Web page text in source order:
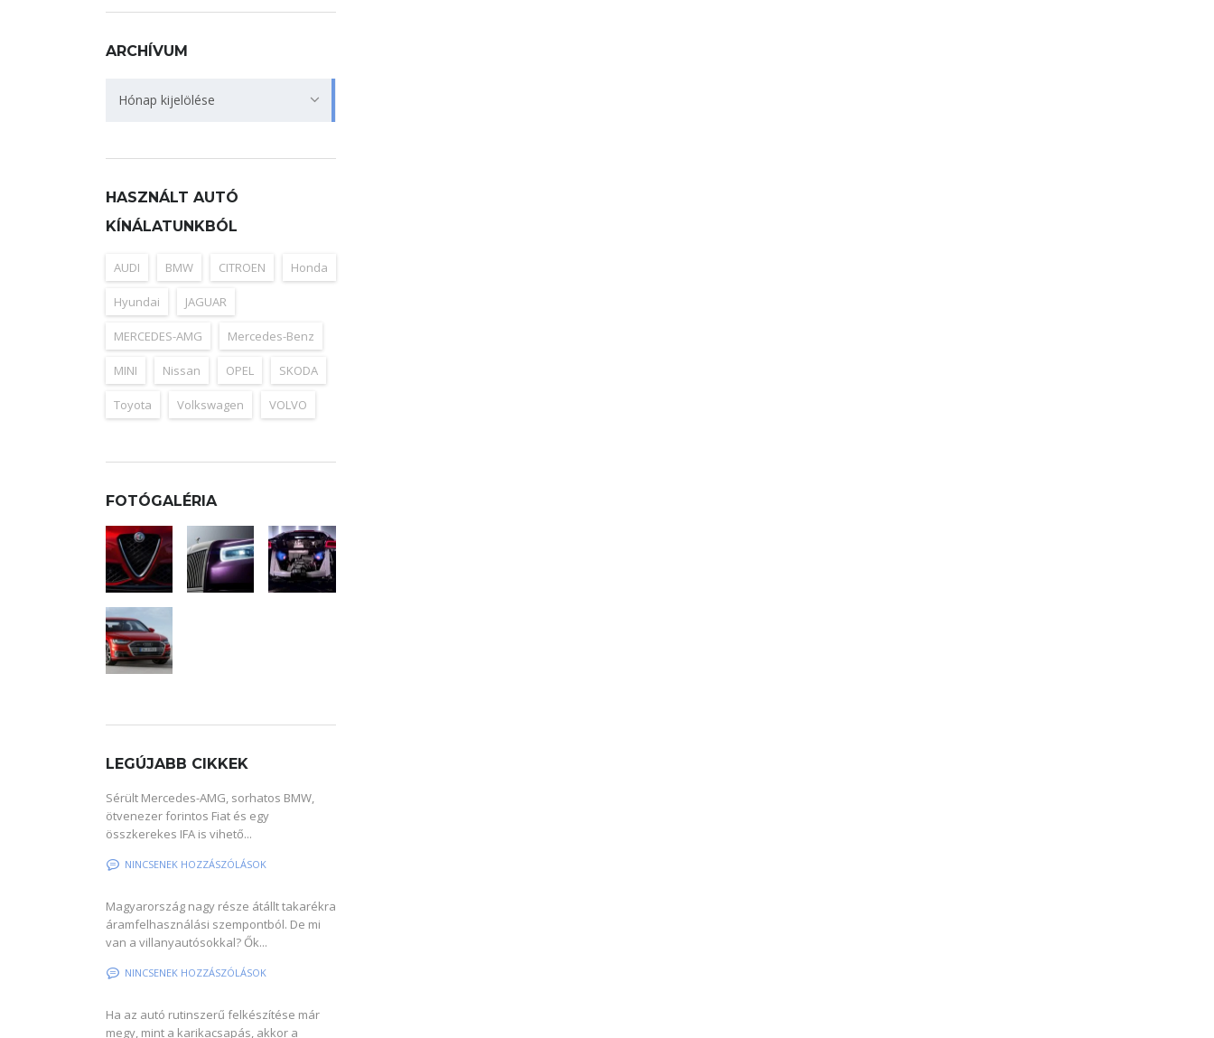
ARCHÍVUM
Hónap kijelölése
HASZNÁLT AUTÓ
KÍNÁLATUNKBÓL
AUDI BMW CITROEN Honda
Hyundai JAGUAR
MERCEDES-AMG Mercedes-Benz
MINI Nissan OPEL SKODA
Toyota Volkswagen VOLVO
FOTÓGALÉRIA
LEGÚJABB CIKKEK
Sérült Mercedes-AMG, sorhatos BMW,
ötvenezer forintos Fiat és egy
összkerekes IFA is vihető...
NINCSENEK HOZZÁSZÓLÁSOK
Magyarország nagy része átállt takarékra
áramfelhasználási szempontból. De mi
van a villanyautósokkal? Ők...
NINCSENEK HOZZÁSZÓLÁSOK
Ha az autó rutinszerű felkészítése már
megy, mint a karikacsapás, akkor a